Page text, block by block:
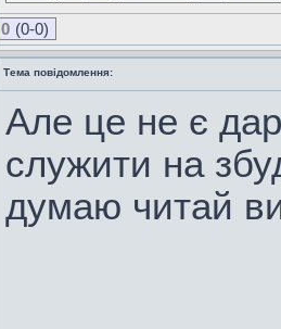
0 (0-0)
Тема повідомлення:
Але це не є
служити на
думаю читай